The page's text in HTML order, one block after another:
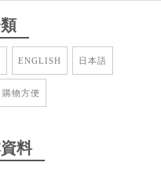
ENGLISH 日本語
購物方便
料